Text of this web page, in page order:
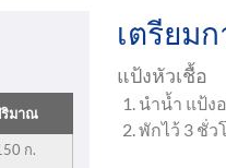
มาณ
ก.
เตรียม
แป้งหัวเชื้อ
นำน้ำ แป้ง
พักไว้ 3 ชั่ว